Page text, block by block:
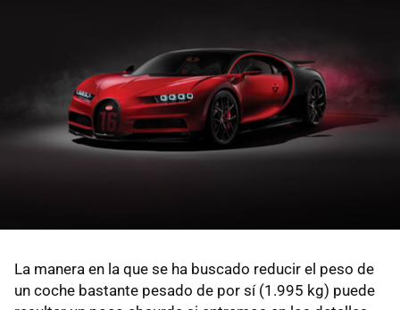
La manera en la que se ha buscado reducir el peso de
un coche bastante pesado de por sí (1.995 kg) puede